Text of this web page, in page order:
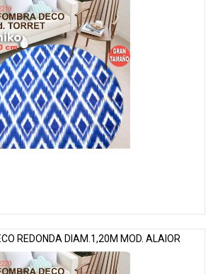
REDONDA DIAM.1,20M MOD. ALAIOR